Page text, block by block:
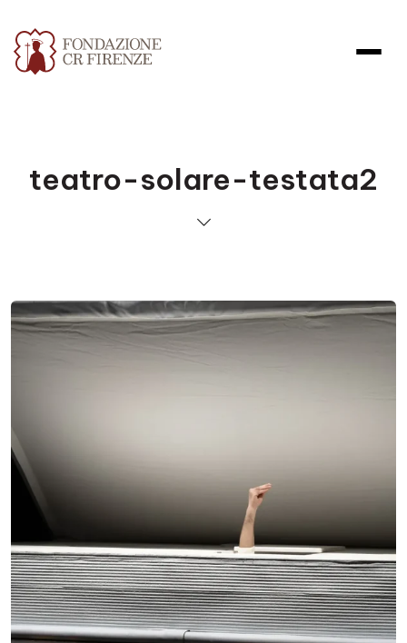
teatro-solare-testata2